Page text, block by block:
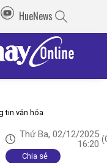
HueNews
tin văn hóa
Thứ Ba, 02/12/2025
16:20
Chia sẻ